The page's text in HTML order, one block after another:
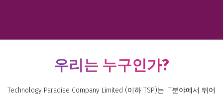
우리는 누구인가?
Technology Paradise Company Limited (이하 TSP)는 IT분야에서 뛰어